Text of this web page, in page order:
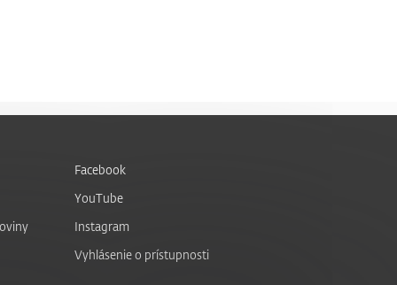
Facebook
YouTube
Instagram
Vyhlásenie o prístupnosti